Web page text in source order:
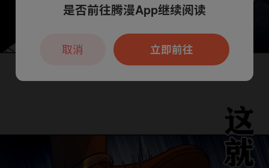
本章节仅支持App阅读，可打开App新用
户7天免费看
是否前往腾漫App继续阅读
立即前往
取消